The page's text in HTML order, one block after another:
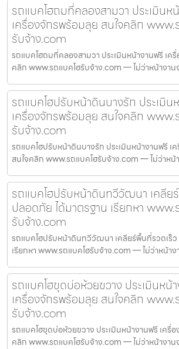
รถแบคโฮถมที่คลองสามวา ประเมินห
เครื่องจักรพร้อมลุย สนใจคลิก www.
รับจ้าง.com
รถแบคโฮถมที่คลองสามวา ประเมินหน้างานฟรี เค
คลิก www.รถแบคโฮรับจ้าง.com — ไม่ว่าหน้างา
รถแบคโฮปรับหน้าดินบางรัก ประเมิน
เครื่องจักรพร้อมลุย สนใจคลิก www.
รับจ้าง.com
รถแบคโฮปรับหน้าดินบางรัก ประเมินหน้างานฟรี เ
สนใจคลิก www.รถแบคโฮรับจ้าง.com — ไม่ว่าหน้
รถแบคโฮปรับหน้าดินทวีวัฒนา เคลีย
ปลอดภัย ได้มาตรฐาน เรียกหา www.
รับจ้าง.com
รถแบคโฮปรับหน้าดินทวีวัฒนา เคลียร์พื้นที่รวดเร็
เรียกหา www.รถแบคโฮรับจ้าง.com — ไม่ว่าหน้า
รถแบคโฮขุดบ่อห้วยขวาง ประเมินหน้
เครื่องจักรพร้อมลุย สนใจคลิก www.
รับจ้าง.com
รถแบคโฮขุดบ่อห้วยขวาง ประเมินหน้างานฟรี เครื่
คลิก www.รถแบคโฮรับจ้าง.com — ไม่ว่าหน้างา